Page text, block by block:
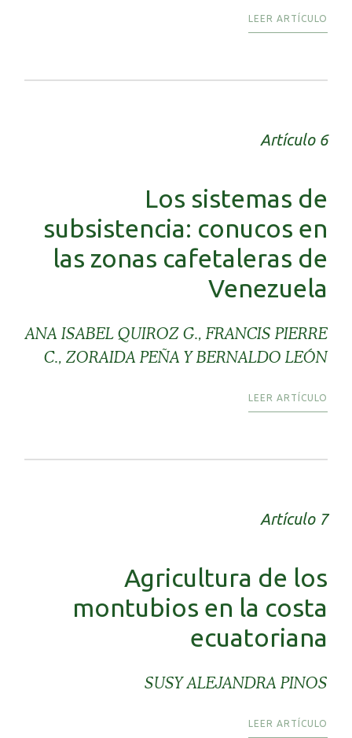
LEER ARTÍCULO
Artículo 6
Los sistemas de
subsistencia: conucos en
las zonas cafetaleras de
Venezuela
ANA ISABEL QUIROZ G., FRANCIS PIERRE
C., ZORAIDA PEÑA Y BERNALDO LEÓN
LEER ARTÍCULO
Artículo 7
Agricultura de los
montubios en la costa
ecuatoriana
SUSY ALEJANDRA PINOS
LEER ARTÍCULO